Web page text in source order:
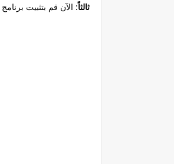
ثالثاً: الآن قم بتثبيت برنامج